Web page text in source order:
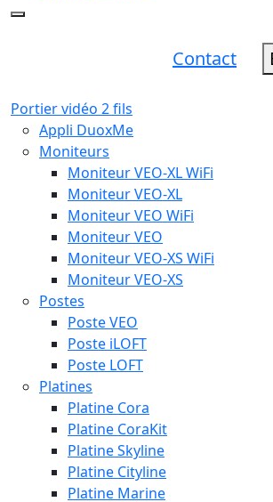
Contact
Portier vidéo 2 fils
Appli DuoxMe
Moniteurs
Moniteur VEO-XL WiFi
Moniteur VEO-XL
Moniteur VEO WiFi
Moniteur VEO
Moniteur VEO-XS WiFi
Moniteur VEO-XS
Postes
Poste VEO
Poste iLOFT
Poste LOFT
Platines
Platine Cora
Platine CoraKit
Platine Skyline
Platine Cityline
Platine Marine